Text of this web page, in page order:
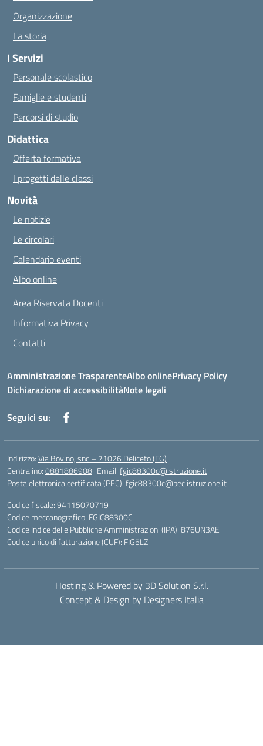
Organizzazione
La storia
I Servizi
Personale scolastico
Famiglie e studenti
Percorsi di studio
Didattica
Offerta formativa
I progetti delle classi
Novità
Le notizie
Le circolari
Calendario eventi
Albo online
Area Riservata Docenti
Informativa Privacy
Contatti
Amministrazione TrasparenteAlbo onlinePrivacy Policy
Dichiarazione di accessibilitàNote legali
Seguici su:
Indirizzo:Via Bovino, snc – 71026 Deliceto (FG)
Centralino:0881886908 Email:fgic88300c@istruzione.it
Posta elettronica certificata (PEC):fgic88300c@pec.istruzione.it
Codice fiscale: 94115070719
Codice meccanografico: FGIC88300C
Codice Indice delle Pubbliche Amministrazioni (IPA): 876UN3AE
Codice unico di fatturazione (CUF): FIG5LZ
Hosting & Powered by 3D Solution S.r.l.
Concept & Design by Designers Italia